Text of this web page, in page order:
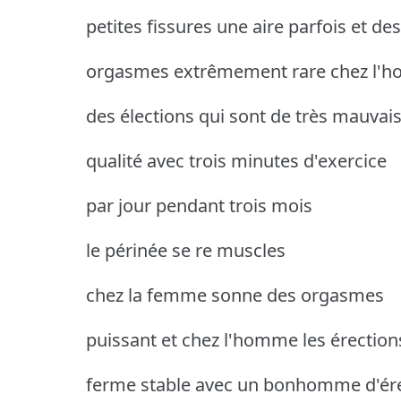
petites fissures une aire parfois et des
orgasmes extrêmement rare chez
des élections qui sont de très
qualité avec trois minutes d'exercice
par jour pendant trois mois
le périnée se re muscles
chez la femme sonne des orgasmes
puissant et chez l'homme les
ferme stable avec un bonhomme